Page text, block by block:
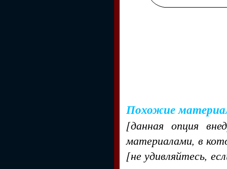
Похожие
[данная опция
материалами, в
[не удивляйтесь,